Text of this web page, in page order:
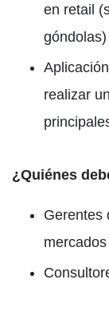
en retail
góndolas)
realizar
¿Quiénes
Gerentes
mercados